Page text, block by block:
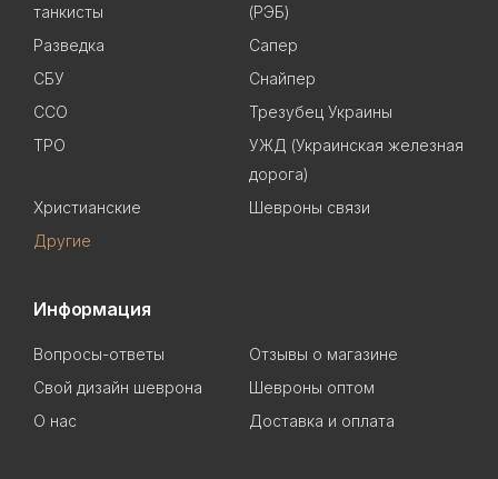
танкисты
(РЭБ)
Разведка
Сапер
СБУ
Снайпер
ССО
Трезубец Украины
ТРО
УЖД (Украинская железная
дорога)
Христианские
Шевроны связи
Другие
Информация
Вопросы-ответы
Отзывы о магазине
Свой дизайн шеврона
Шевроны оптом
О нас
Доставка и оплата